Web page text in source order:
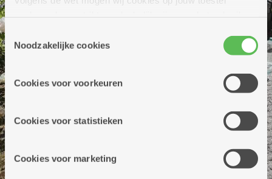
cookies hebben we jouw toestemming nodig. Sommige
cookies worden geplaatst door derde partijen die een
informatie over jouw (geanonimiseerd) gebruik van onze
partners kunnen deze gegevens combineren met andere
Toestemmingsselectie
Noodzakelijke cookies
Cookies voor voorkeuren
Cookies voor statistieken
Cookies voor marketing
Next